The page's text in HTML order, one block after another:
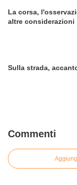
La corsa,
altre considerazioni
Sulla strada,
Commenti